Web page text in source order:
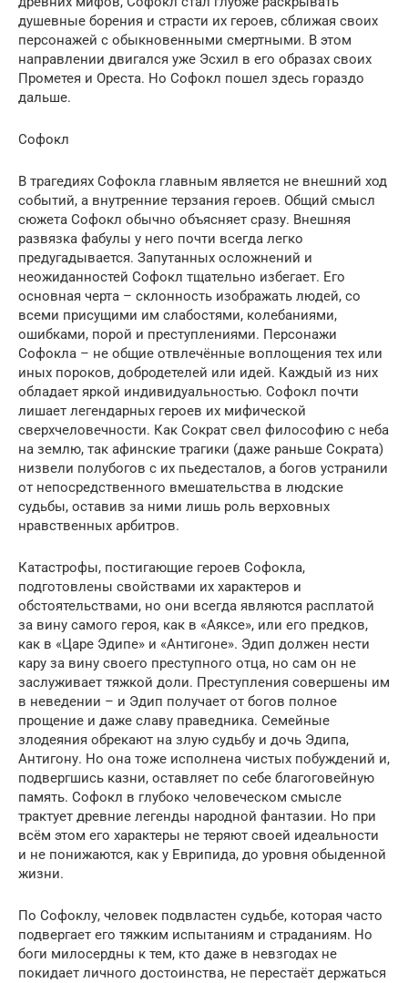
душевные борения и страсти их героев, сближая своих
персонажей с обыкновенными смертными. В этом
направлении двигался уже Эсхил в его образах своих
Прометея и Ореста. Но Софокл пошел здесь гораздо
дальше.
Софокл
В трагедиях Софокла главным является не внешний ход
событий, а внутренние терзания героев. Общий смысл
сюжета Софокл обычно объясняет сразу. Внешняя
развязка фабулы у него почти всегда легко
предугадывается. Запутанных осложнений и
неожиданностей Софокл тщательно избегает. Его
основная черта – склонность изображать людей, со
всеми присущими им слабостями, колебаниями,
ошибками, порой и преступлениями. Персонажи
Софокла – не общие отвлечённые воплощения тех или
иных пороков, добродетелей или идей. Каждый из них
обладает яркой индивидуальностью. Софокл почти
лишает легендарных героев их мифической
сверхчеловечности. Как Сократ свел философию с неба
на землю, так афинские трагики (даже раньше Сократа)
низвели полубогов с их пьедесталов, а богов устранили
от непосредственного вмешательства в людские
судьбы, оставив за ними лишь роль верховных
нравственных арбитров.
Катастрофы, постигающие героев Софокла,
подготовлены свойствами их характеров и
обстоятельствами, но они всегда являются расплатой
за вину самого героя, как в «Аяксе», или его предков,
как в «Царе Эдипе» и «Антигоне». Эдип должен нести
кару за вину своего преступного отца, но сам он не
заслуживает тяжкой доли. Преступления совершены им
в неведении – и Эдип получает от богов полное
прощение и даже славу праведника. Семейные
злодеяния обрекают на злую судьбу и дочь Эдипа,
Антигону. Но она тоже исполнена чистых побуждений и,
подвергшись казни, оставляет по себе благоговейную
память. Софокл в глубоко человеческом смысле
трактует древние легенды народной фантазии. Но при
всём этом его характеры не теряют своей идеальности
и не понижаются, как у Еврипида, до уровня обыденной
жизни.
По Софоклу, человек подвластен судьбе, которая часто
подвергает его тяжким испытаниям и страданиям. Но
боги милосердны к тем, кто даже в невзгодах не
покидает личного достоинства, не перестаёт держаться